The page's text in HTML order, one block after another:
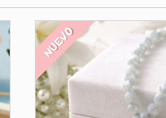
NUEVO